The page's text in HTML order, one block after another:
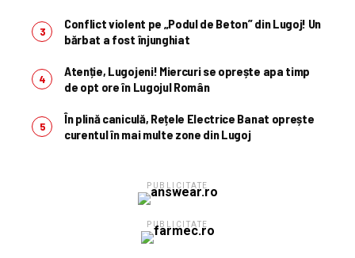
Conflict violent pe „Podul de Beton” din Lugoj! Un
bărbat a fost înjunghiat
Atenție, Lugojeni! Miercuri se oprește apa timp
de opt ore în Lugojul Român
În plină caniculă, Rețele Electrice Banat oprește
curentul în mai multe zone din Lugoj
PUBLICITATE
PUBLICITATE